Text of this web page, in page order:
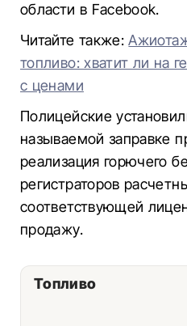
области в Facebook.
Читайте также:
топливо: хватит ли на
с ценами
Полицейские
называемой заправке
реализация горючего
регистраторов
соответствующей
продажу.
Топливо